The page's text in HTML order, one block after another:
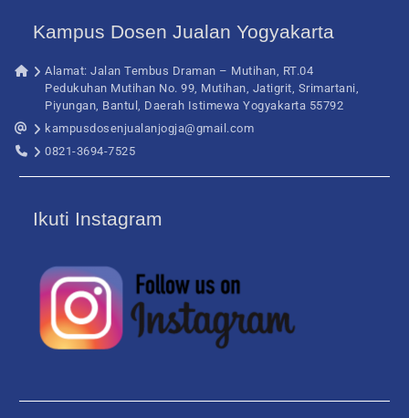
Kampus Dosen Jualan Yogyakarta
Alamat: Jalan Tembus Draman – Mutihan, RT.04
Pedukuhan Mutihan No. 99, Mutihan, Jatigrit, Srimartani,
Piyungan, Bantul, Daerah Istimewa Yogyakarta 55792
kampusdosenjualanjogja@gmail.com
0821-3694-7525
Ikuti Instagram